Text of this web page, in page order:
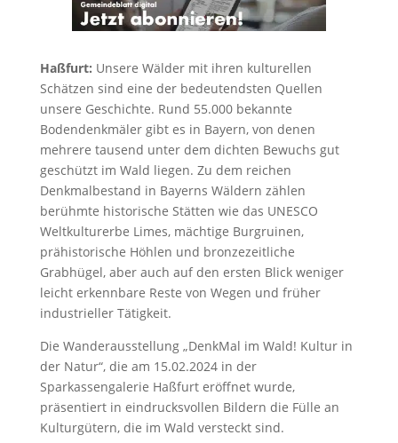
Haßfurt: Unsere Wälder mit ihren kulturellen
Schätzen sind eine der bedeutendsten Quellen
unsere Geschichte. Rund 55.000 bekannte
Bodendenkmäler gibt es in Bayern, von denen
mehrere tausend unter dem dichten Bewuchs gut
geschützt im Wald liegen. Zu dem reichen
Denkmalbestand in Bayerns Wäldern zählen
berühmte historische Stätten wie das UNESCO
Weltkulturerbe Limes, mächtige Burgruinen,
prähistorische Höhlen und bronzezeitliche
Grabhügel, aber auch auf den ersten Blick weniger
leicht erkennbare Reste von Wegen und früher
industrieller Tätigkeit.
Die Wanderausstellung „DenkMal im Wald! Kultur in
der Natur“, die am 15.02.2024 in der
Sparkassengalerie Haßfurt eröffnet wurde,
präsentiert in eindrucksvollen Bildern die Fülle an
Kulturgütern, die im Wald versteckt sind.